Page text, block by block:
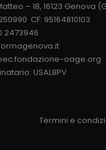
– 18, 16123 Genova
CF: 95164810103
2473946
oage.org
USAL8PV
Termini e